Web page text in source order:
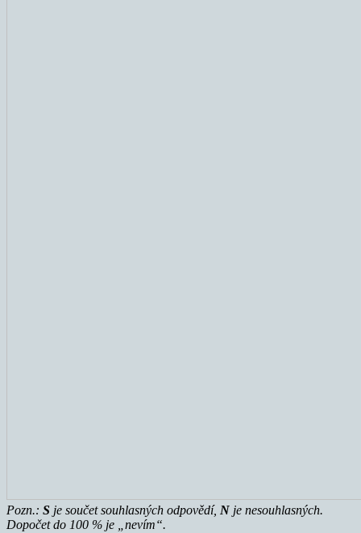
Pozn.: S je součet souhlasných odpovědí, N je nesouhlasných.
Dopočet do 100 % je „nevím“.